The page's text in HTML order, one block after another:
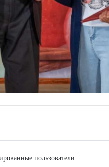
пользователи.